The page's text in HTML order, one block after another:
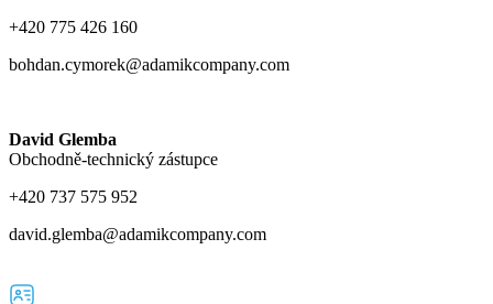
+420 775 426 160
bohdan.cymorek@adamikcompany.com
David Glemba
Obchodně-technický zástupce
+420 737 575 952
david.glemba@adamikcompany.com